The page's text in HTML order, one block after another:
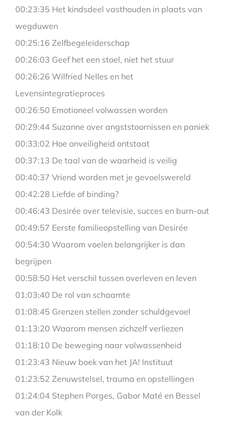
00:23:35 Het kindsdeel vasthouden in plaats van
wegduwen
00:25:16 Zelfbegeleiderschap
00:26:03 Geef het een stoel, niet het stuur
00:26:26 Wilfried Nelles en het
Levensintegratieproces
00:26:50 Emotioneel volwassen worden
00:29:44 Suzanne over angststoornissen en paniek
00:33:02 Hoe onveiligheid ontstaat
00:37:13 De taal van de waarheid is veilig
00:40:37 Vriend worden met je gevoelswereld
00:42:28 Liefde of binding?
00:46:43 Desirée over televisie, succes en burn-out
00:49:57 Eerste familieopstelling van Desirée
00:54:30 Waarom voelen belangrijker is dan
begrijpen
00:58:50 Het verschil tussen overleven en leven
01:03:40 De rol van schaamte
01:08:45 Grenzen stellen zonder schuldgevoel
01:13:20 Waarom mensen zichzelf verliezen
01:18:10 De beweging naar volwassenheid
01:23:43 Nieuw boek van het JA! Instituut
01:23:52 Zenuwstelsel, trauma en opstellingen
01:24:04 Stephen Porges, Gabor Maté en Bessel
van der Kolk